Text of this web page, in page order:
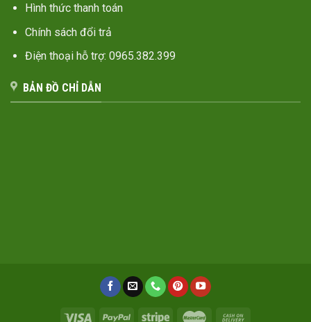
Hình thức thanh toán
Chính sách đổi trả
Điện thoại hỗ trợ: 0965.382.399
BẢN ĐỒ CHỈ DẪN